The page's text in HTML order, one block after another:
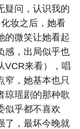
疑问，认识我的
妆之后，她看
的微笑让她看起
感，出局似乎也
VCR来看），唱
窄，她基本也只
琼瑶剧的那种歌
似乎都不喜欢
了，最坏今晚就